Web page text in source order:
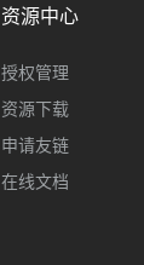
资源中心
授权管理
资源下载
申请友链
在线文档